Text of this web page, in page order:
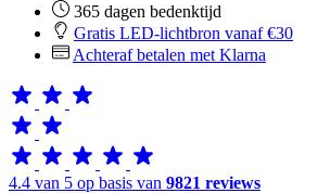
365 dagen bedenktijd
Gratis LED-lichtbron vanaf €30
Achteraf betalen met Klarna
4.4 van 5 op basis van 9821 reviews